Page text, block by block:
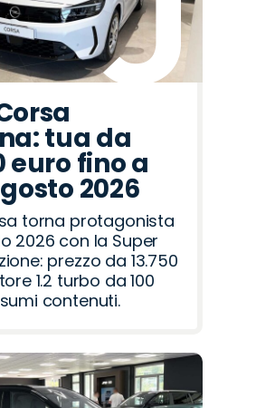
tua da
euro fino a
2026
torna protagonista
2026 con la Super
prezzo da 13.750
1.2 turbo da 100
contenuti.